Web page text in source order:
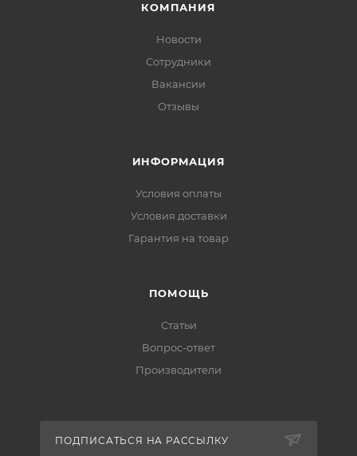
КОМПАНИЯ
Новости
Сотрудники
Вакансии
Отзывы
ИНФОРМАЦИЯ
Условия оплаты
Условия доставки
Гарантия на товар
ПОМОЩЬ
Статьи
Вопрос-ответ
Производители
ПОДПИСАТЬСЯ НА РАССЫЛКУ